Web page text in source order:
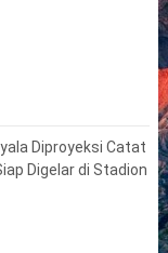
Diproyeksi Catat
Digelar di Stadion